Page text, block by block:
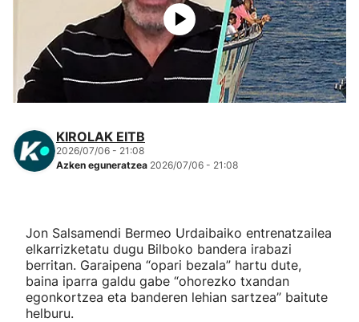
Herri-kirolak
Eskubaloia
Atletismoa
Kirol gehiago
"Helmuga"
KIROLAK EITB
2026/07/06 - 21:08
Azken eguneratzea 2026/07/06 - 21:08
Jon Salsamendi Bermeo Urdaibaiko entrenatzailea
elkarrizketatu dugu Bilboko bandera irabazi
berritan. Garaipena “opari bezala” hartu dute,
baina iparra galdu gabe “ohorezko txandan
egonkortzea eta banderen lehian sartzea” baitute
helburu.